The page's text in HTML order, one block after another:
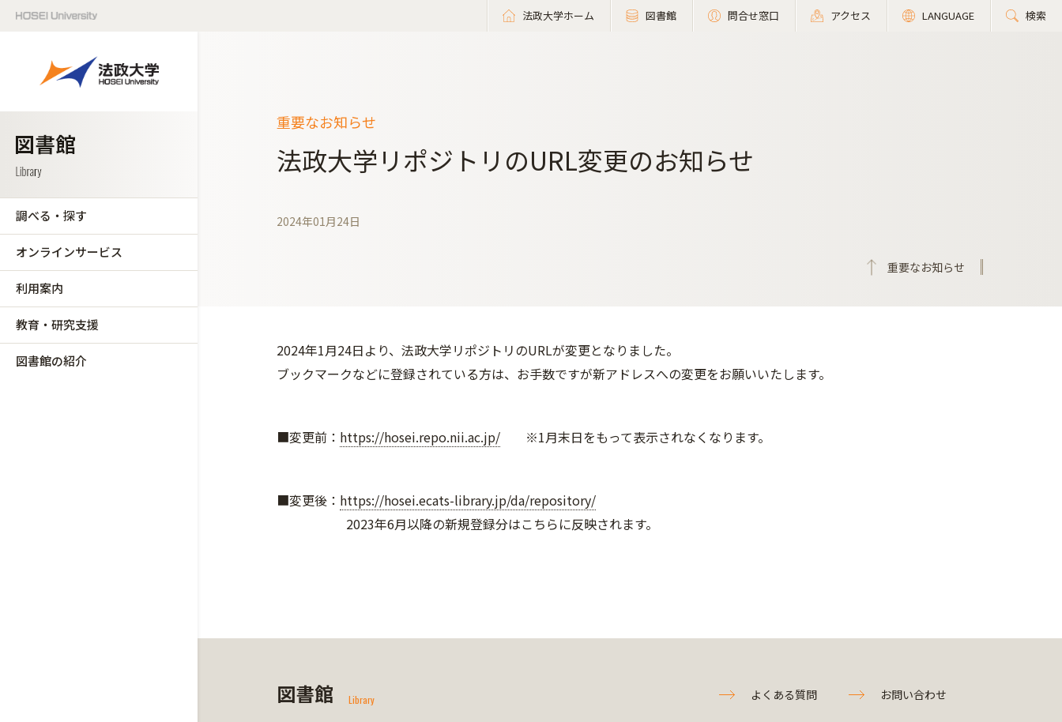
法政大学ホーム 図書館 問合せ窓口 アクセス LANGUAGE 検索
調べる・探す
オンラインサービス
利用案内
教育・研究支援
図書館の紹介
重要なお知らせ
法政大学リポジトリのURL変更のお知らせ
2024年01月24日
重要なお知らせ
2024年1月24日より、法政大学リポジトリのURLが変更となりました。
ブックマークなどに登録されている方は、お手数ですが新アドレスへの変更をお願いいたします。
■変更前： https://hosei.repo.nii.ac.jp/ ※1月末日をもって表示されなくなります。
■変更後： https://hosei.ecats-library.jp/da/repository/
2023年6月以降の新規登録分はこちらに反映されます。
図書館 Library よくある質問 お問い合わせ